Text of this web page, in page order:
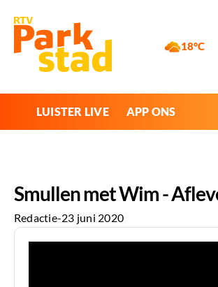
18°C
LUISTER LIVE APP ONS
Smullen met Wim -
Redactie-23 juni 2020